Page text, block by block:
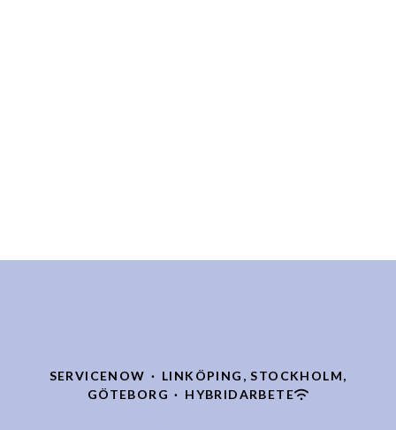
SERVICENOW · LINKÖPING, STOCKHOLM,
GÖTEBORG · HYBRIDARBETE